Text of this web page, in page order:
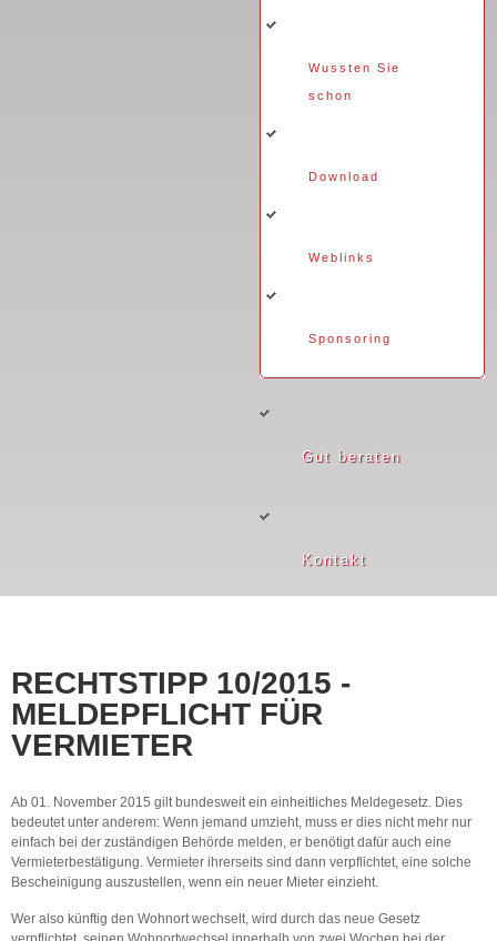
Wussten Sie
schon
Download
Weblinks
Sponsoring
Gut beraten
Kontakt
RECHTSTIPP 10/2015 -
MELDEPFLICHT FÜR
VERMIETER
Ab 01. November 2015 gilt bundesweit ein einheitliches Meldegesetz. Dies
bedeutet unter anderem: Wenn jemand umzieht, muss er dies nicht mehr nur
einfach bei der zuständigen Behörde melden, er benötigt dafür auch eine
Vermieterbestätigung. Vermieter ihrerseits sind dann verpflichtet, eine solche
Bescheinigung auszustellen, wenn ein neuer Mieter einzieht.
Wer also künftig den Wohnort wechselt, wird durch das neue Gesetz